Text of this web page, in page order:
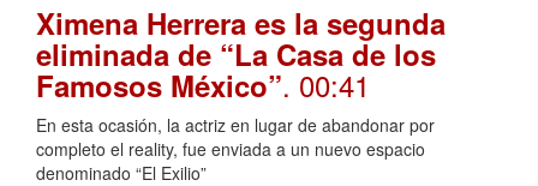
Ximena Herrera es la segunda
eliminada de “La Casa de los
Famosos México”. 00:41
En esta ocasión, la actriz en lugar de abandonar por
completo el reality, fue enviada a un nuevo espacio
denominado “El Exilio”